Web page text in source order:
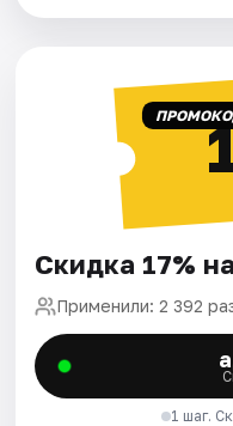
Скидка 17%
Применили: 2 392
1 шаг.